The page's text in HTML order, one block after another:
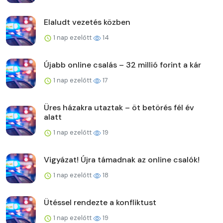
Elaludt vezetés közben
1 nap ezelőtt 14
Újabb online csalás – 32 millió forint a kár
1 nap ezelőtt 17
Üres házakra utaztak – öt betörés fél év
alatt
1 nap ezelőtt 19
Vigyázat! Újra támadnak az online csalók!
1 nap ezelőtt 18
Ütéssel rendezte a konfliktust
1 nap ezelőtt 19